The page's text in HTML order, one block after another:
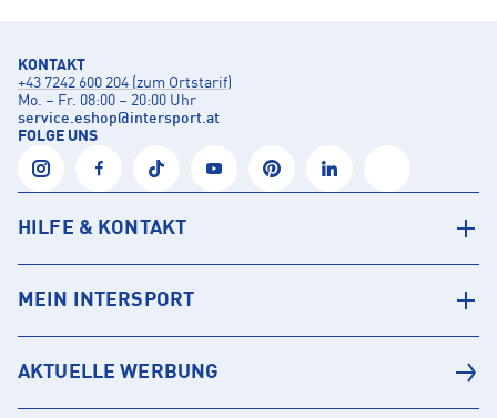
KONTAKT
+43 7242 600 204 (zum Ortstarif)
Mo. – Fr. 08:00 – 20:00 Uhr
service.eshop@intersport.at
FOLGE UNS
HILFE & KONTAKT
MEIN INTERSPORT
AKTUELLE WERBUNG